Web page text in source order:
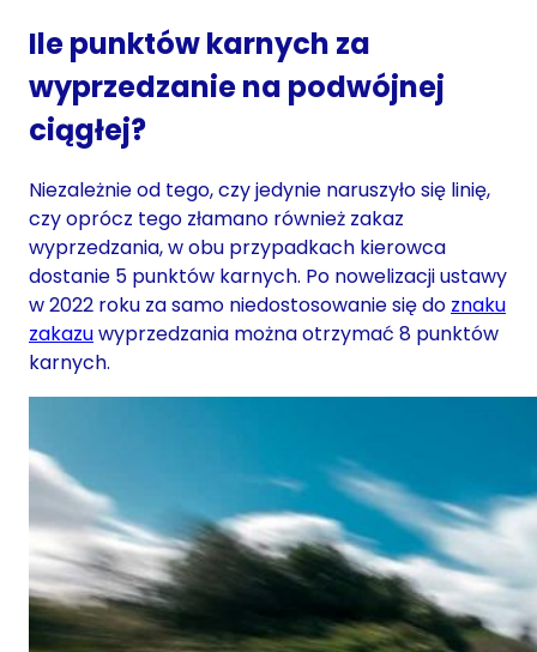
Ile punktów karnych za
wyprzedzanie na podwójnej
ciągłej?
Niezależnie od tego, czy jedynie naruszyło się linię,
czy oprócz tego złamano również zakaz
wyprzedzania, w obu przypadkach kierowca
dostanie 5 punktów karnych. Po nowelizacji ustawy
w 2022 roku za samo niedostosowanie się do znaku
zakazuwyprzedzania można otrzymać 8 punktów
karnych.